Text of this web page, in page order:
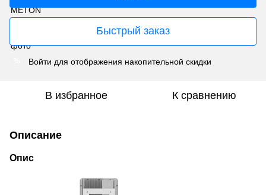
Быстрый заказ
Войти для отображения накопительной скидки
В избранное К сравнению
Описание
Опис